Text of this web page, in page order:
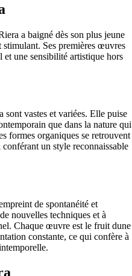
a baigné dès son plus jeune
Ses premières œuvres
une sensibilité artistique hors
vastes et variées. Elle puise
que dans la nature qui
formes organiques se retrouvent
un style reconnaissable
de spontanéité et
nouvelles techniques et à
Chaque œuvre est le fruit dune
constante, ce qui confère à